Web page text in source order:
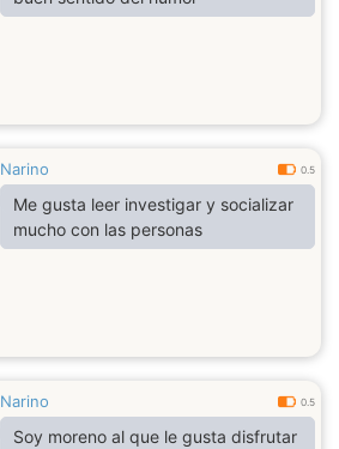
Narino 0.5
Me gusta leer investigar y socializar
mucho con las personas
Narino 0.5
Soy moreno al que le gusta disfrutar